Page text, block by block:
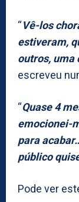
“Vê-los
estiveram,
outros, uma
escreveu
“Quase 4
emocionei-
para
público
Pode ver